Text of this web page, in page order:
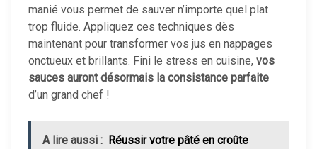
manié vous permet de sauver n’importe quel plat
trop fluide. Appliquez ces techniques dès
maintenant pour transformer vos jus en nappages
onctueux et brillants. Fini le stress en cuisine, vos
sauces auront désormais la consistance parfaite
d’un grand chef !
A lire aussi : Réussir votre pâté en croûte